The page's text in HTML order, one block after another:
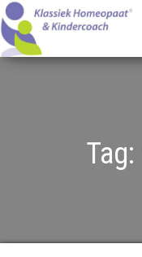
Tag: